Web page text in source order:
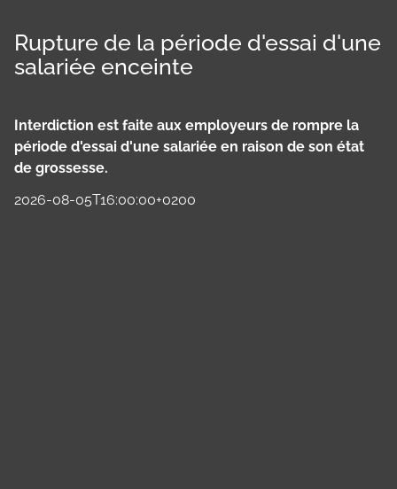
Rupture de la période d'essai d'une
salariée enceinte
Interdiction est faite aux employeurs de rompre la
période d'essai d'une salariée en raison de son état
de grossesse.
2026-08-05T16:00:00+0200